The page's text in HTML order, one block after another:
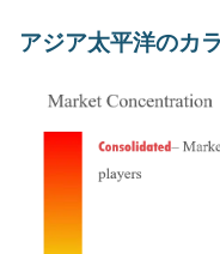
アジア太平洋のカ